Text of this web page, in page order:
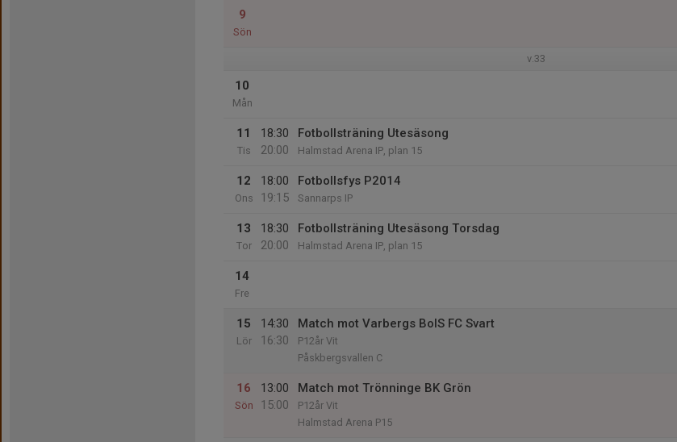
9
Sön
v.33
10
Mån
11
Tis
18:30
20:00
Fotbollsträning Utesäsong
Halmstad Arena IP, plan 15
12
Ons
18:00
19:15
Fotbollsfys P2014
Sannarps IP
13
Tor
18:30
20:00
Fotbollsträning Utesäsong Torsdag
Halmstad Arena IP, plan 15
14
Fre
15
Lör
14:30
16:30
Match mot Varbergs BoIS FC Svart
P12år Vit
Påskbergsvallen C
16
Sön
13:00
15:00
Match mot Trönninge BK Grön
P12år Vit
Halmstad Arena P15